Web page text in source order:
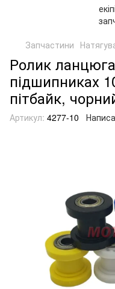
Запчастини
Ролик
підшипниках
пітбайк,
Артикул: 4277-10